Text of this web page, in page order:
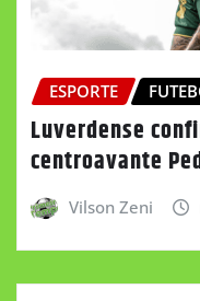
ESPORTE
Luverdense
centroavante
Vilson Zeni